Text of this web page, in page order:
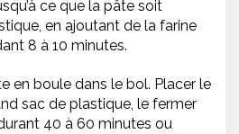
ce que la pâte soit
en ajoutant de la farine
8 à 10 minutes.
en boule dans le bol. Placer le
sac de plastique, le fermer
40 à 60 minutes ou